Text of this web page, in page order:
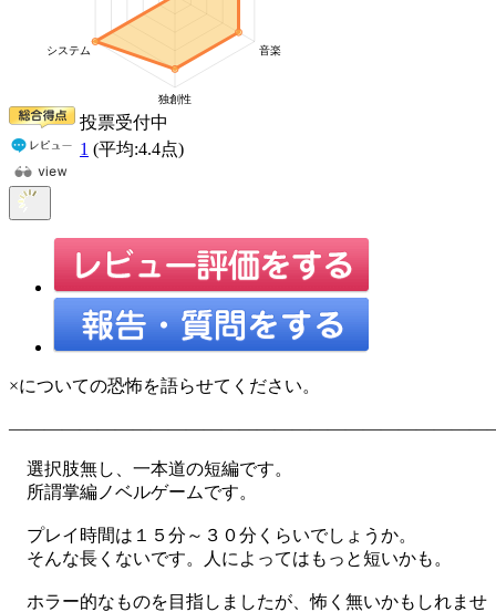
投票受付中
1 (平均:4.4点)
×についての恐怖を語らせてください。
選択肢無し、一本道の短編です。
所謂掌編ノベルゲームです。
プレイ時間は１５分～３０分くらいでしょうか。
そんな長くないです。人によってはもっと短いかも。
ホラー的なものを目指しましたが、怖く無いかもしれませ